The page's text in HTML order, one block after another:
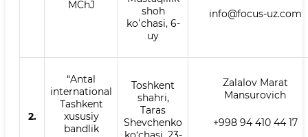
MChJ
shoh
koʻchasi, 6-
uy
info@focus-uz.com
2.
“Antal
international
Tashkent
xususiy
bandlik
Toshkent
shahri,
Taras
Shevchenko
Zalalov Marat
Mansurovich
+998 94 410 44 17